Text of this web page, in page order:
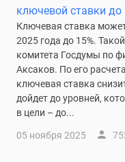
ключевой ставки до
Ключевая ставка
2025 года до 15%.
комитета Госдумы по
Аксаков. По его
ключевая ставка
дойдет до уровней,
в цели – до...
05 ноября 2025